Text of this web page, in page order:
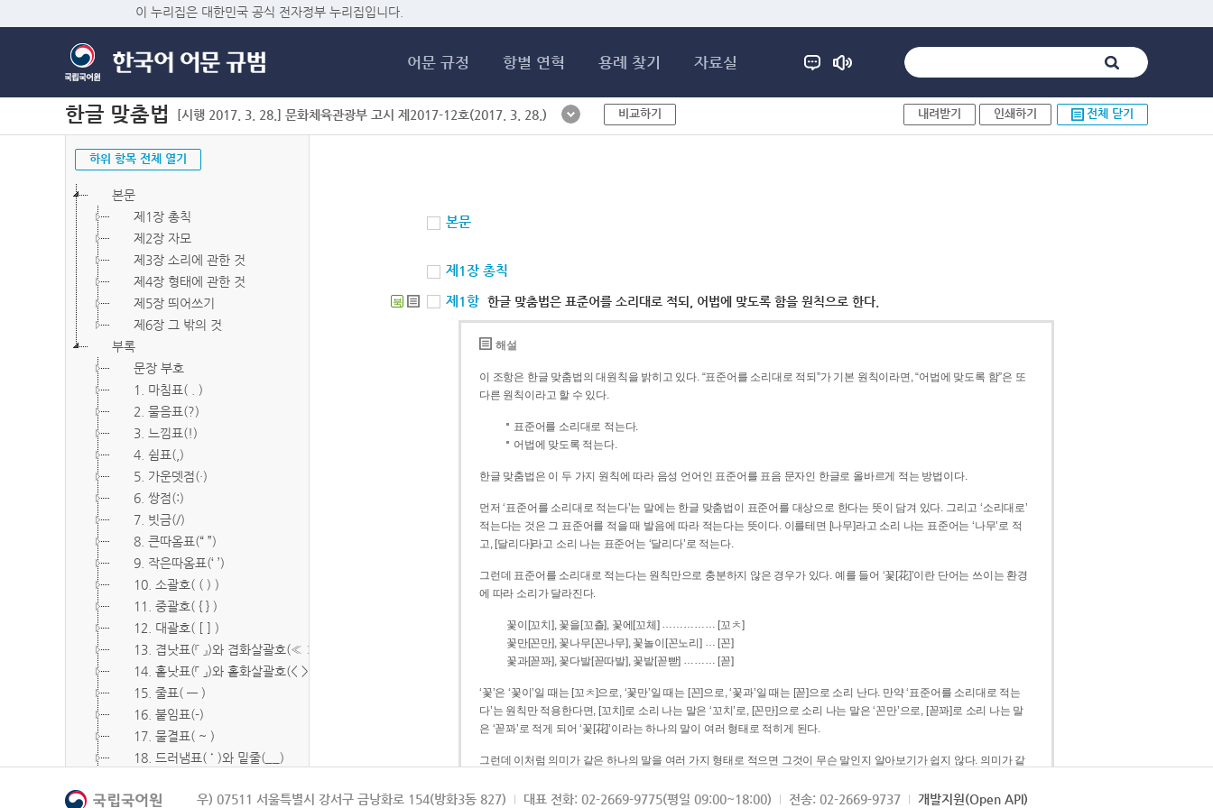
이 누리집은 대한민국 공식 전자정부 누리집입니다.
어문 규정 항별 연혁 용례 찾기 자료실
한글 맞춤법 [시행 2017. 3. 28.] 문화체육관광부 고시 제2017-12호(2017. 3. 28.) 비교하기 내려받기 인쇄하기 전체 닫기
하위 항목 전체 열기
본문
제1장 총칙
제2장 자모
제3장 소리에 관한 것
제4장 형태에 관한 것
제5장 띄어쓰기
제6장 그 밖의 것
부록
문장 부호
1. 마침표( . )
2. 물음표(?)
3. 느낌표(!)
4. 쉼표(,)
5. 가운뎃점(·)
6. 쌍점(:)
7. 빗금(/)
8. 큰따옴표(“ ”)
9. 작은따옴표(‘ ’)
10. 소괄호( ( ) )
11. 중괄호( { } )
12. 대괄호( [ ] )
13. 겹낫표(『 』)와 겹화살괄호(≪ ≫)
14. 홑낫표(「 」)와 홑화살괄호(< >)
15. 줄표( ― )
16. 붙임표(-)
17. 물결표( ~ )
18. 드러냄표( ˙ )와 밑줄(__)
20. 빠짐표( □ )
본문
제1장 총칙
북 제1항 한글 맞춤법은 표준어를 소리대로 적되, 어법에 맞도록 함을 원칙으로 한다.
해설
이 조항은 한글 맞춤법의 대원칙을 밝히고 있다. “표준어를 소리대로 적되”가 기본 원칙이라면, “어법에 맞도록 함”은 또
다른 원칙이라고 할 수 있다.
표준어를 소리대로 적는다.
어법에 맞도록 적는다.
한글 맞춤법은 이 두 가지 원칙에 따라 음성 언어인 표준어를 표음 문자인 한글로 올바르게 적는 방법이다.
먼저 ‘표준어를 소리대로 적는다’는 말에는 한글 맞춤법이 표준어를 대상으로 한다는 뜻이 담겨 있다. 그리고 ‘소리대로’
적는다는 것은 그 표준어를 적을 때 발음에 따라 적는다는 뜻이다. 이를테면 [나무]라고 소리 나는 표준어는 ‘나무’로 적
고, [달리다]라고 소리 나는 표준어는 ‘달리다’로 적는다.
그런데 표준어를 소리대로 적는다는 원칙만으로 충분하지 않은 경우가 있다. 예를 들어 ‘꽃[花]’이란 단어는 쓰이는 환경
에 따라 소리가 달라진다.
꽃이[꼬치], 꽃을[꼬츨], 꽃에[꼬체] …………… [꼬ㅊ]
꽃만[꼰만], 꽃나무[꼰나무], 꽃놀이[꼰노리] … [꼰]
꽃과[꼳꽈], 꽃다발[꼳따발], 꽃밭[꼳빧] ……… [꼳]
‘꽃’은 ‘꽃이’일 때는 [꼬ㅊ]으로, ‘꽃만’일 때는 [꼰]으로, ‘꽃과’일 때는 [꼳]으로 소리 난다. 만약 ‘표준어를 소리대로 적는
다’는 원칙만 적용한다면, [꼬치]로 소리 나는 말은 ‘꼬치’로, [꼰만]으로 소리 나는 말은 ‘꼰만’으로, [꼳꽈]로 소리 나는 말
은 ‘꼳꽈’로 적게 되어 ‘꽃[花]’이라는 하나의 말이 여러 형태로 적히게 된다.
그런데 이처럼 의미가 같은 하나의 말을 여러 가지 형태로 적으면 그것이 무슨 말인지 알아보기가 쉽지 않다. 의미가 같
되게 적는 것이 의미를 파악하는 데 효과적이다.
우) 07511 서울특별시 강서구 금낭화로 154(방화3동 827) 대표 전화: 02-2669-9775(평일 09:00~18:00) 전송: 02-2669-9737 개발지원(Open API)